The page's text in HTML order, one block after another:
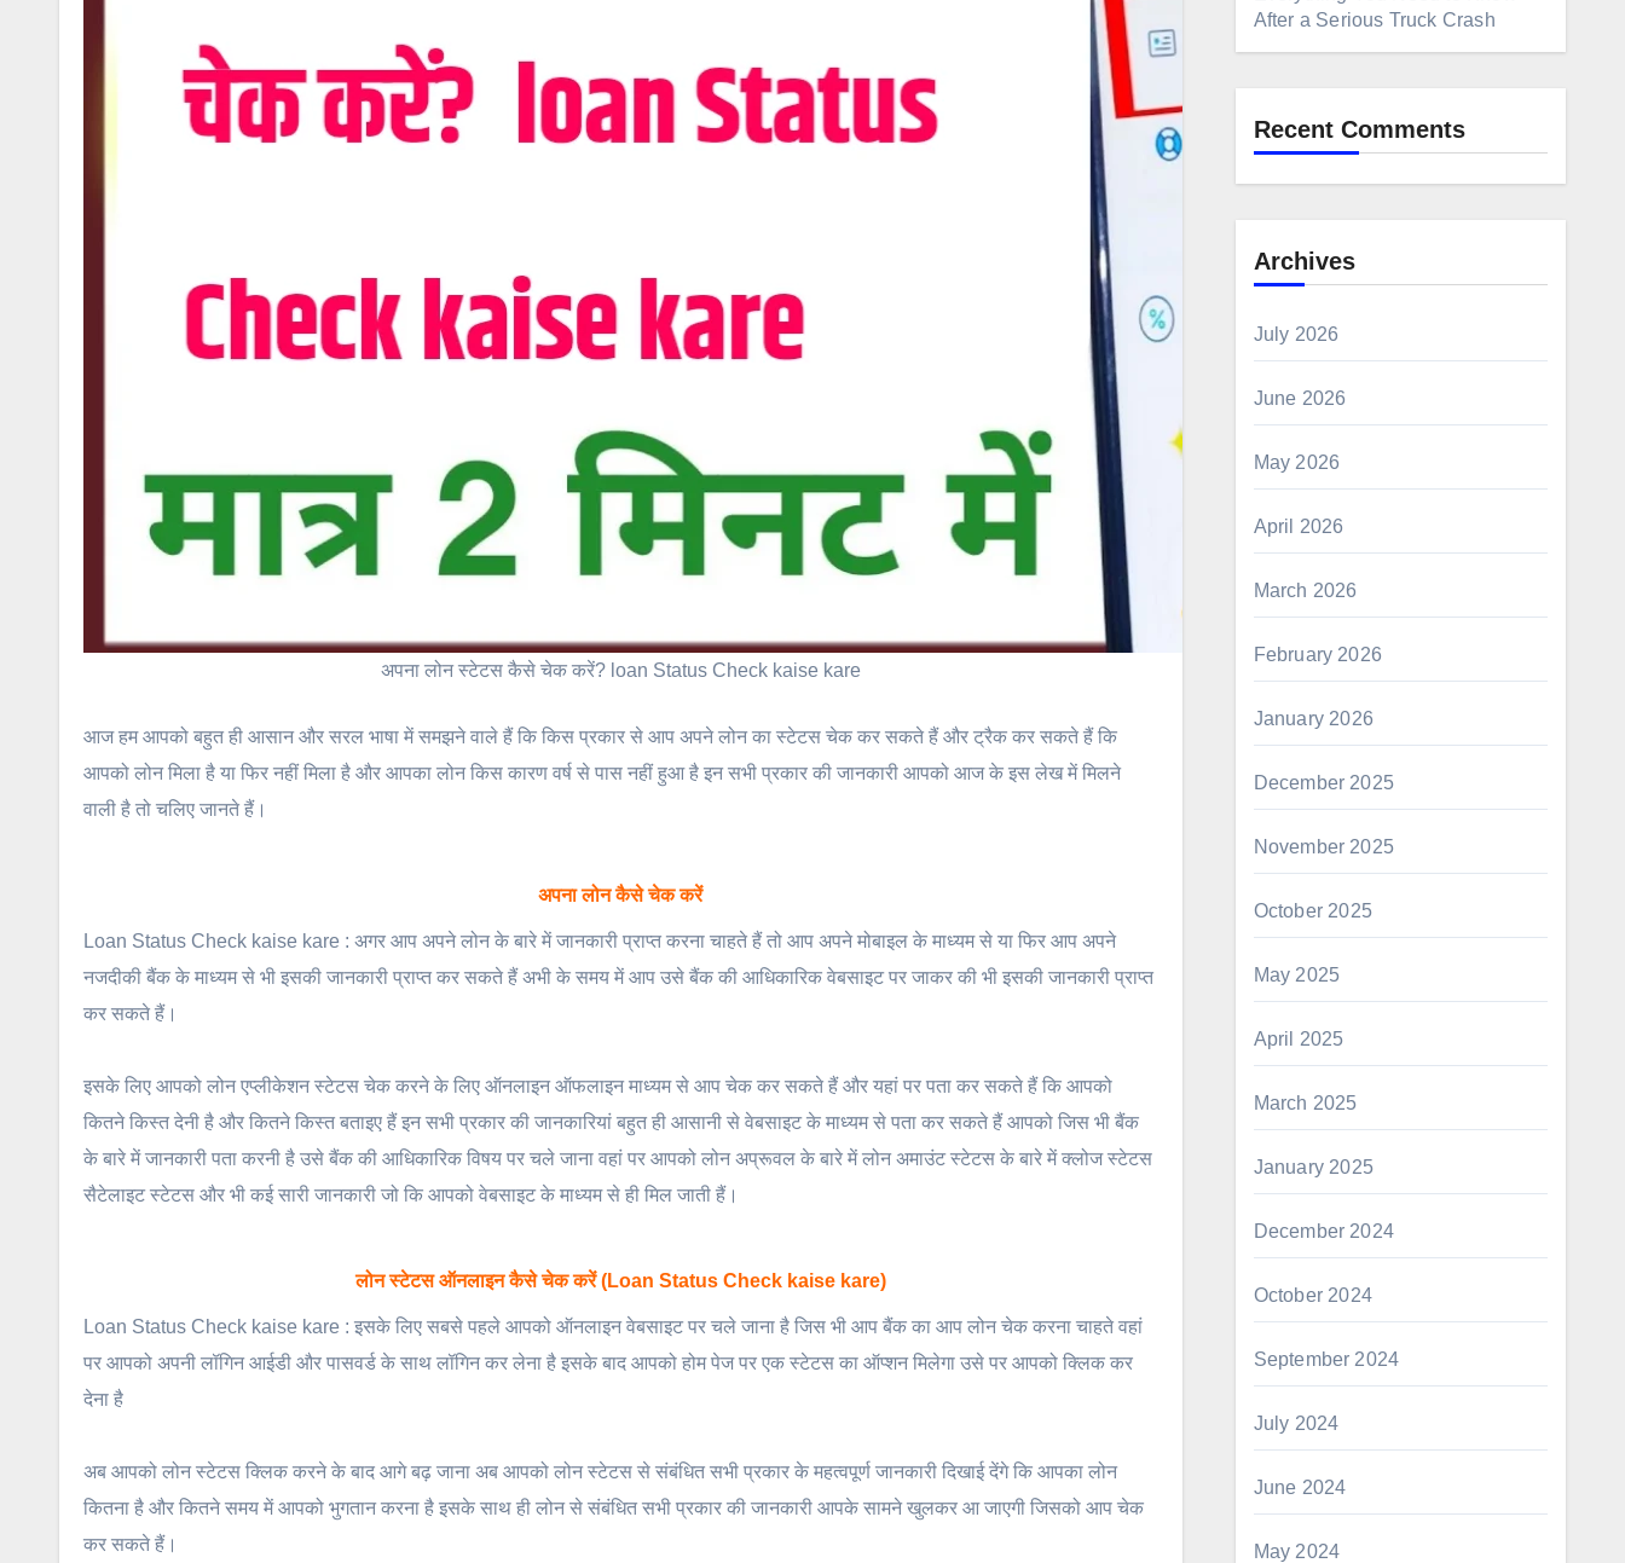
अपना लोन स्टेटस कैसे चेक करें? loan Status Check kaise kare
आज हम आपको बहुत ही आसान और सरल भाषा में समझने वाले हैं कि किस प्रकार से आप अपने लोन का स्टेटस चेक कर सकते हैं और ट्रैक कर सकते हैं कि
आपको लोन मिला है या फिर नहीं मिला है और आपका लोन किस कारण वर्ष से पास नहीं हुआ है इन सभी प्रकार की जानकारी आपको आज के इस लेख में मिलने
वाली है तो चलिए जानते हैं।
अपना लोन कैसे चेक करें
Loan Status Check kaise kare : अगर आप अपने लोन के बारे में जानकारी प्राप्त करना चाहते हैं तो आप अपने मोबाइल के माध्यम से या फिर आप अपने
नजदीकी बैंक के माध्यम से भी इसकी जानकारी प्राप्त कर सकते हैं अभी के समय में आप उसे बैंक की आधिकारिक वेबसाइट पर जाकर की भी इसकी जानकारी प्राप्त
कर सकते हैं।
इसके लिए आपको लोन एप्लीकेशन स्टेटस चेक करने के लिए ऑनलाइन ऑफलाइन माध्यम से आप चेक कर सकते हैं और यहां पर पता कर सकते हैं कि आपको
कितने किस्त देनी है और कितने किस्त बताइए हैं इन सभी प्रकार की जानकारियां बहुत ही आसानी से वेबसाइट के माध्यम से पता कर सकते हैं आपको जिस भी बैंक
के बारे में जानकारी पता करनी है उसे बैंक की आधिकारिक विषय पर चले जाना वहां पर आपको लोन अप्रूवल के बारे में लोन अमाउंट स्टेटस के बारे में क्लोज स्टेटस
सैटेलाइट स्टेटस और भी कई सारी जानकारी जो कि आपको वेबसाइट के माध्यम से ही मिल जाती हैं।
लोन स्टेटस ऑनलाइन कैसे चेक करें (Loan Status Check kaise kare)
Loan Status Check kaise kare : इसके लिए सबसे पहले आपको ऑनलाइन वेबसाइट पर चले जाना है जिस भी आप बैंक का आप लोन चेक करना चाहते वहां
पर आपको अपनी लॉगिन आईडी और पासवर्ड के साथ लॉगिन कर लेना है इसके बाद आपको होम पेज पर एक स्टेटस का ऑप्शन मिलेगा उसे पर आपको क्लिक कर
देना है
अब आपको लोन स्टेटस क्लिक करने के बाद आगे बढ़ जाना अब आपको लोन स्टेटस से संबंधित सभी प्रकार के महत्वपूर्ण जानकारी दिखाई देंगे कि आपका लोन
कितना है और कितने समय में आपको भुगतान करना है इसके साथ ही लोन से संबंधित सभी प्रकार की जानकारी आपके सामने खुलकर आ जाएगी जिसको आप चेक
कर सकते हैं।
After a Serious Truck Crash
Recent Comments
Archives
July 2026
June 2026
May 2026
April 2026
March 2026
February 2026
January 2026
December 2025
November 2025
October 2025
May 2025
April 2025
March 2025
January 2025
December 2024
October 2024
September 2024
July 2024
June 2024
May 2024